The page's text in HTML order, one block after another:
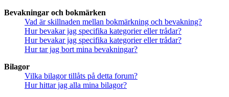
Bevakningar och bokmärken
Vad är skillnaden mellan bokmärkning och bevakning?
Hur bevakar jag specifika kategorier eller trådar?
Hur bevakar jag specifika kategorier eller trådar?
Hur tar jag bort mina bevakningar?
Bilagor
Vilka bilagor tillåts på detta forum?
Hur hittar jag alla mina bilagor?